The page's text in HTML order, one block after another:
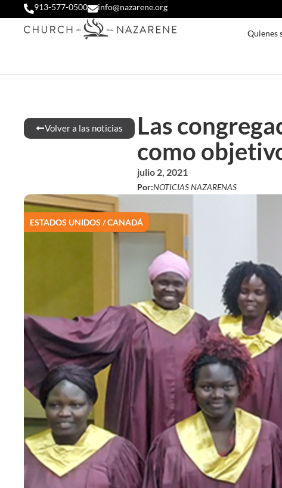
913-577-0500 info@nazarene.org
Quienes
Volver a las noticias
Las
como
julio 2, 2021
Por:NOTICIAS NAZARENAS
ESTADOS UNIDOS / CANADÁ